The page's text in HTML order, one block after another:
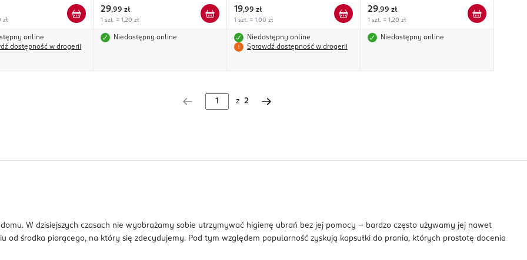
zł
online
dostępność w drogerii
29,99 zł
1 szt. = 1,20 zł
Niedostępny online
19,99 zł
1 szt. = 1,00 zł
Niedostępny online
Sprawdź dostępność w drogerii
29,99 zł
1 szt. = 1,20 zł
Niedostępny online
z 2
W dzisiejszych czasach nie wyobrażamy sobie utrzymywać higienę ubrań bez jej pomocy – bardzo często używamy jej nawet
od środka piorącego, na który się zdecydujemy. Pod tym względem popularność zyskują kapsułki do prania, których prostotę docenia